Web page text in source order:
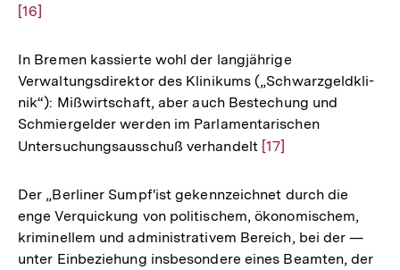
[16]
In Bremen kassierte wohl der langjährige
Verwaltungsdirektor des Klinikums („Schwarzgeldkli-
nik“): Mißwirtschaft, aber auch Bestechung und
Schmiergelder werden im Parlamentarischen
Untersuchungsausschuß verhandelt Zur
der
Fußnote
[17]
Der „Berliner Sumpf'ist gekennzeichnet durch die
enge Verquickung von politischem, ökonomischem,
kriminellem und administrativem Bereich, bei der —
unter Einbeziehung insbesondere eines Beamten, der